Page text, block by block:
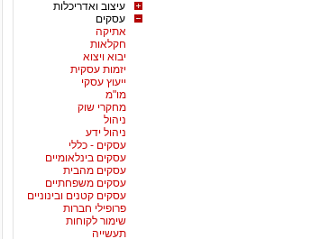
עיצוב ואדריכלות
עסקים
אתיקה
חקלאות
יבוא ויצוא
יזמות עסקית
ייעוץ עסקי
מו"מ
מחקרי שוק
ניהול
ניהול ידע
עסקים - כללי
עסקים בינלאומיים
עסקים מהבית
עסקים משפחתיים
עסקים קטנים ובינוניים
פרופילי חברות
שימור לקוחות
תעשייה